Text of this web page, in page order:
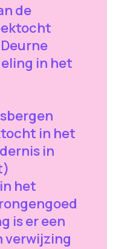
de
in het
in het
in
het
is er een
verwijzing